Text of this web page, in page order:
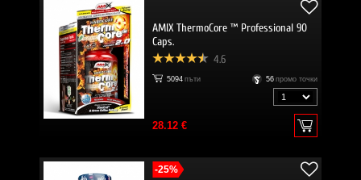
AMIX ThermoCore ™ Professional 90
Caps.
4.6
5094 пъти 56 промо точки
28.12 €
-25%